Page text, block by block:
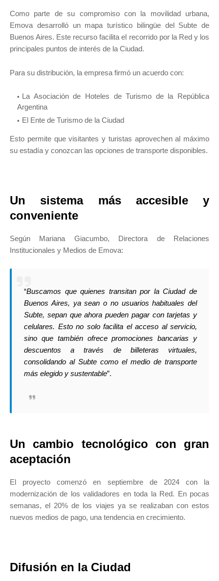
Como parte de su compromiso con la movilidad urbana,
Emova desarrolló un mapa turístico bilingüe del Subte de
Buenos Aires. Este recurso facilita el recorrido por la Red y los
principales puntos de interés de la Ciudad.
Para su distribución, la empresa firmó un acuerdo con:
La Asociación de Hoteles de Turismo de la República
Argentina
El Ente de Turismo de la Ciudad
Esto permite que visitantes y turistas aprovechen al máximo
su estadía y conozcan las opciones de transporte disponibles.
Un sistema más accesible y
conveniente
Según Mariana Giacumbo, Directora de Relaciones
Institucionales y Medios de Emova:
“Buscamos que quienes transitan por la Ciudad de
Buenos Aires, ya sean o no usuarios habituales del
Subte, sepan que ahora pueden pagar con tarjetas y
celulares. Esto no solo facilita el acceso al servicio,
sino que también ofrece promociones bancarias y
descuentos a través de billeteras virtuales,
consolidando al Subte como el medio de transporte
más elegido y sustentable”.
Un cambio tecnológico con gran
aceptación
El proyecto comenzó en septiembre de 2024 con la
modernización de los validadores en toda la Red. En pocas
semanas, el 20% de los viajes ya se realizaban con estos
nuevos medios de pago, una tendencia en crecimiento.
Difusión en la Ciudad